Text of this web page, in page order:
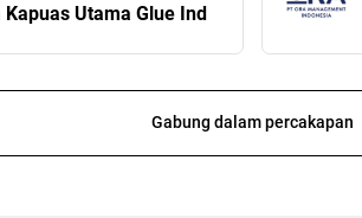
Utama Glue Ind
Gabung dalam percakapan